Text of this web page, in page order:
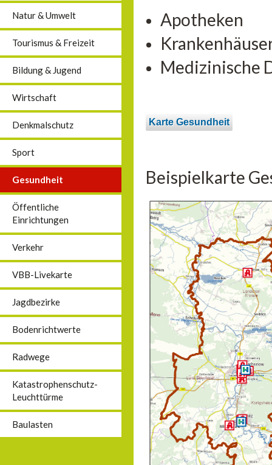
Natur & Umwelt
Tourismus & Freizeit
Bildung & Jugend
Wirtschaft
Denkmalschutz
Sport
Gesundheit
Öffentliche
Einrichtungen
Verkehr
VBB-Livekarte
Jagdbezirke
Bodenrichtwerte
Radwege
Katastrophenschutz-
Leuchttürme
Baulasten
Apotheken
Medizinische
Karte Gesundheit
Beispielkarte